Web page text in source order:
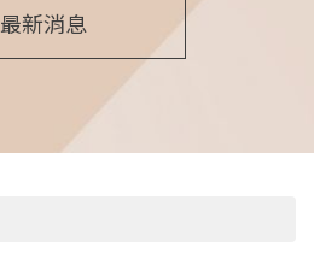
最新消息